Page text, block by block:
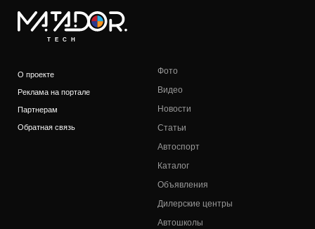
TECH
О проекте
Реклама на портале
Партнерам
Обратная связь
Фото
Видео
Новости
Статьи
Автоспорт
Каталог
Объявления
Дилерские центры
Автошколы